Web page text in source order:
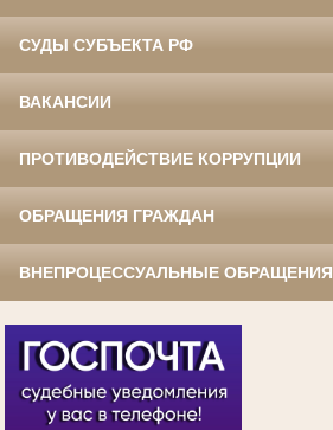
СУДЫ СУБЪЕКТА РФ
ВАКАНСИИ
ПРОТИВОДЕЙСТВИЕ КОРРУПЦИИ
ОБРАЩЕНИЯ ГРАЖДАН
ВНЕПРОЦЕССУАЛЬНЫЕ ОБРАЩЕНИЯ